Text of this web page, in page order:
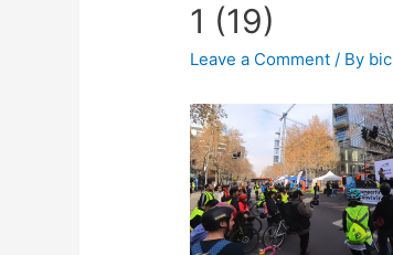
1 (19)
Leave a Comment / By